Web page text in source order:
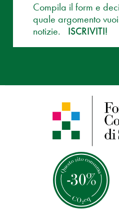
Compila il form e
quale argomento
notizie.
ISCRIVITI!